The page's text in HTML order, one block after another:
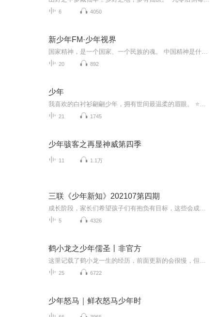
6 4050
新少年FM·少年视界
20 892
少年
21 1745
少年骇客之再显神威第四季
11 1.1万
三联《少年新知》202107第四期
5 4326
鹤小龙之少年儒圣丨非官方
25 6722
少年怒马｜鲜衣怒马少年时